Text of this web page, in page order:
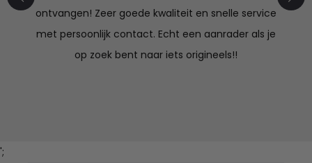
ontvangen! Zeer goede kwaliteit en snelle service
met persoonlijk contact. Echt een aanrader als je
op zoek bent naar iets origineels!!
';